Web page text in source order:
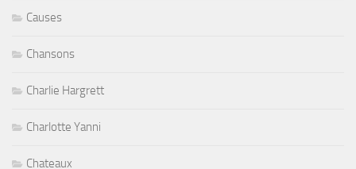
Causes
Chansons
Charlie Hargrett
Charlotte Yanni
Chateaux